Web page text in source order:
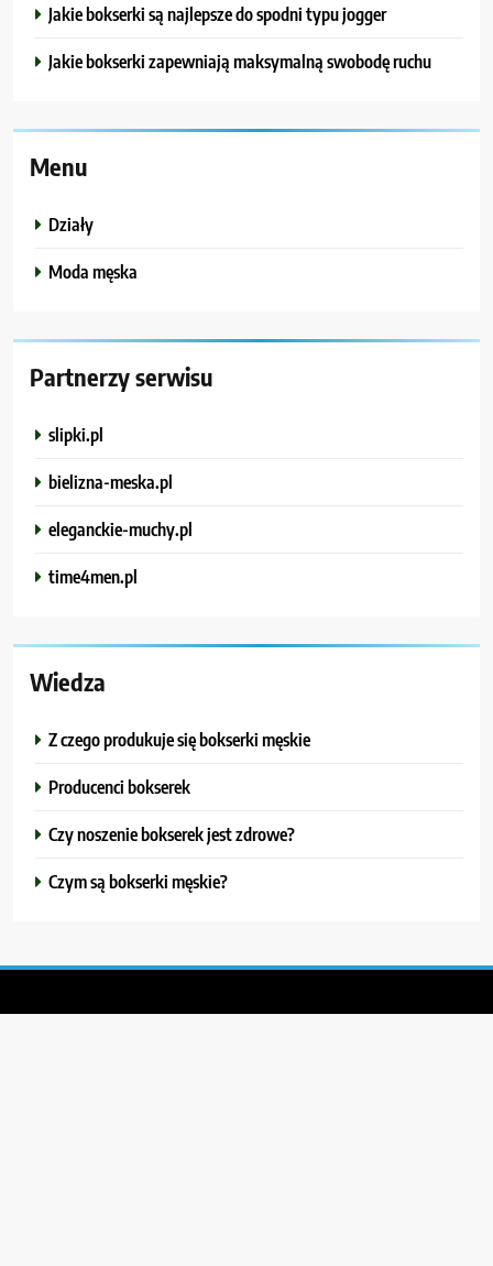
Jakie bokserki są najlepsze do spodni typu jogger
Jakie bokserki zapewniają maksymalną swobodę ruchu
Menu
Działy
Moda męska
Partnerzy serwisu
slipki.pl
bielizna-meska.pl
eleganckie-muchy.pl
time4men.pl
Wiedza
Z czego produkuje się bokserki męskie
Producenci bokserek
Czy noszenie bokserek jest zdrowe?
Czym są bokserki męskie?